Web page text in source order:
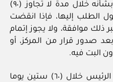
فحص الطلب وإصدار قرار بشأنه خلال مدة لا تجاوز (٩٠)
الطلب إليها، فإذا انقضت
ذلك موافقة، ولا يجوز إتمام
صدور قرار من المركز، أو
البت فيه.
ويجوز للشخص التظلم إلى الرئيس خلال (٦٠) ستين يوما